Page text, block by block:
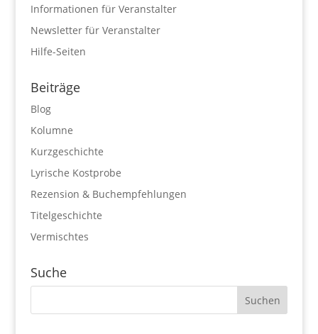
Informationen für Veranstalter
Newsletter für Veranstalter
Hilfe-Seiten
Beiträge
Blog
Kolumne
Kurzgeschichte
Lyrische Kostprobe
Rezension & Buchempfehlungen
Titelgeschichte
Vermischtes
Suche